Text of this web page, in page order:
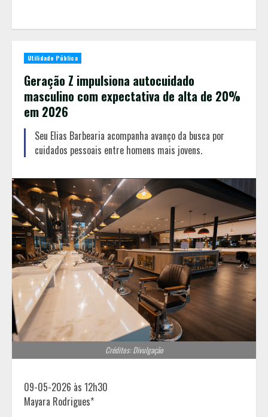
Utilidade Pública
Geração Z impulsiona autocuidado
masculino com expectativa de alta de 20%
em 2026
Seu Elias Barbearia acompanha avanço da busca por
cuidados pessoais entre homens mais jovens.
Créditos: Divulgação
09-05-2026 às 12h30
Mayara Rodrigues*